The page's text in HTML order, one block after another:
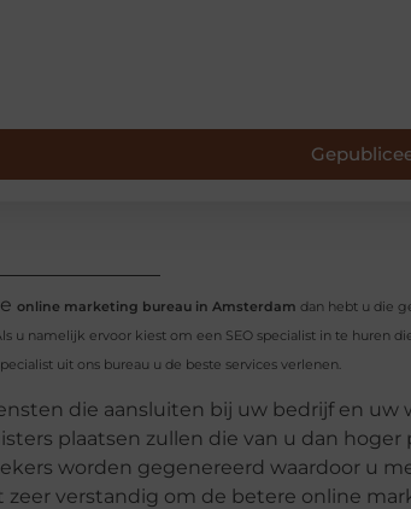
online marketing bureau in Amsterdam dan hebt u die
u namelijk ervoor kiest om een SEO specialist in te huren
uit ons bureau u de beste services verlenen.
die aansluiten bij uw bedrijf en uw
plaatsen zullen die van u dan
worden gegenereerd waardoor u
zeer verstandig om de betere online